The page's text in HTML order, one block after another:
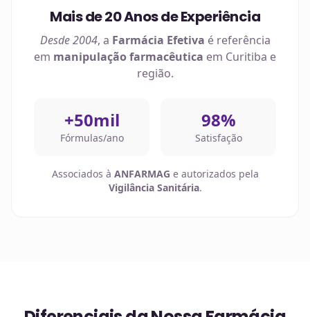
Mais de 20 Anos de Experiência
Desde 2004, a Farmácia Efetiva é referência
em manipulação farmacêutica em Curitiba e
região.
+50mil
Fórmulas/ano
98%
Satisfação
Associados à ANFARMAG e autorizados pela
Vigilância Sanitária.